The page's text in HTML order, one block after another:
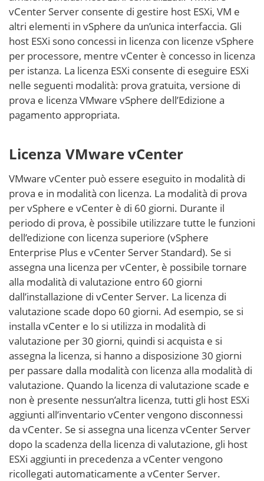
vCenter Server consente di gestire host ESXi, VM e
altri elementi in vSphere da un’unica interfaccia. Gli
host ESXi sono concessi in licenza con licenze vSphere
per processore, mentre vCenter è concesso in licenza
per istanza. La licenza ESXi consente di eseguire ESXi
nelle seguenti modalità: prova gratuita, versione di
prova e licenza VMware vSphere dell’Edizione a
pagamento appropriata.
Licenza VMware vCenter
VMware vCenter può essere eseguito in modalità di
prova e in modalità con licenza. La modalità di prova
per vSphere e vCenter è di 60 giorni. Durante il
periodo di prova, è possibile utilizzare tutte le funzioni
dell’edizione con licenza superiore (vSphere
Enterprise Plus e vCenter Server Standard). Se si
assegna una licenza per vCenter, è possibile tornare
alla modalità di valutazione entro 60 giorni
dall’installazione di vCenter Server. La licenza di
valutazione scade dopo 60 giorni. Ad esempio, se si
installa vCenter e lo si utilizza in modalità di
valutazione per 30 giorni, quindi si acquista e si
assegna la licenza, si hanno a disposizione 30 giorni
per passare dalla modalità con licenza alla modalità di
valutazione. Quando la licenza di valutazione scade e
non è presente nessun’altra licenza, tutti gli host ESXi
aggiunti all’inventario vCenter vengono disconnessi
da vCenter. Se si assegna una licenza vCenter Server
dopo la scadenza della licenza di valutazione, gli host
ESXi aggiunti in precedenza a vCenter vengono
ricollegati automaticamente a vCenter Server.